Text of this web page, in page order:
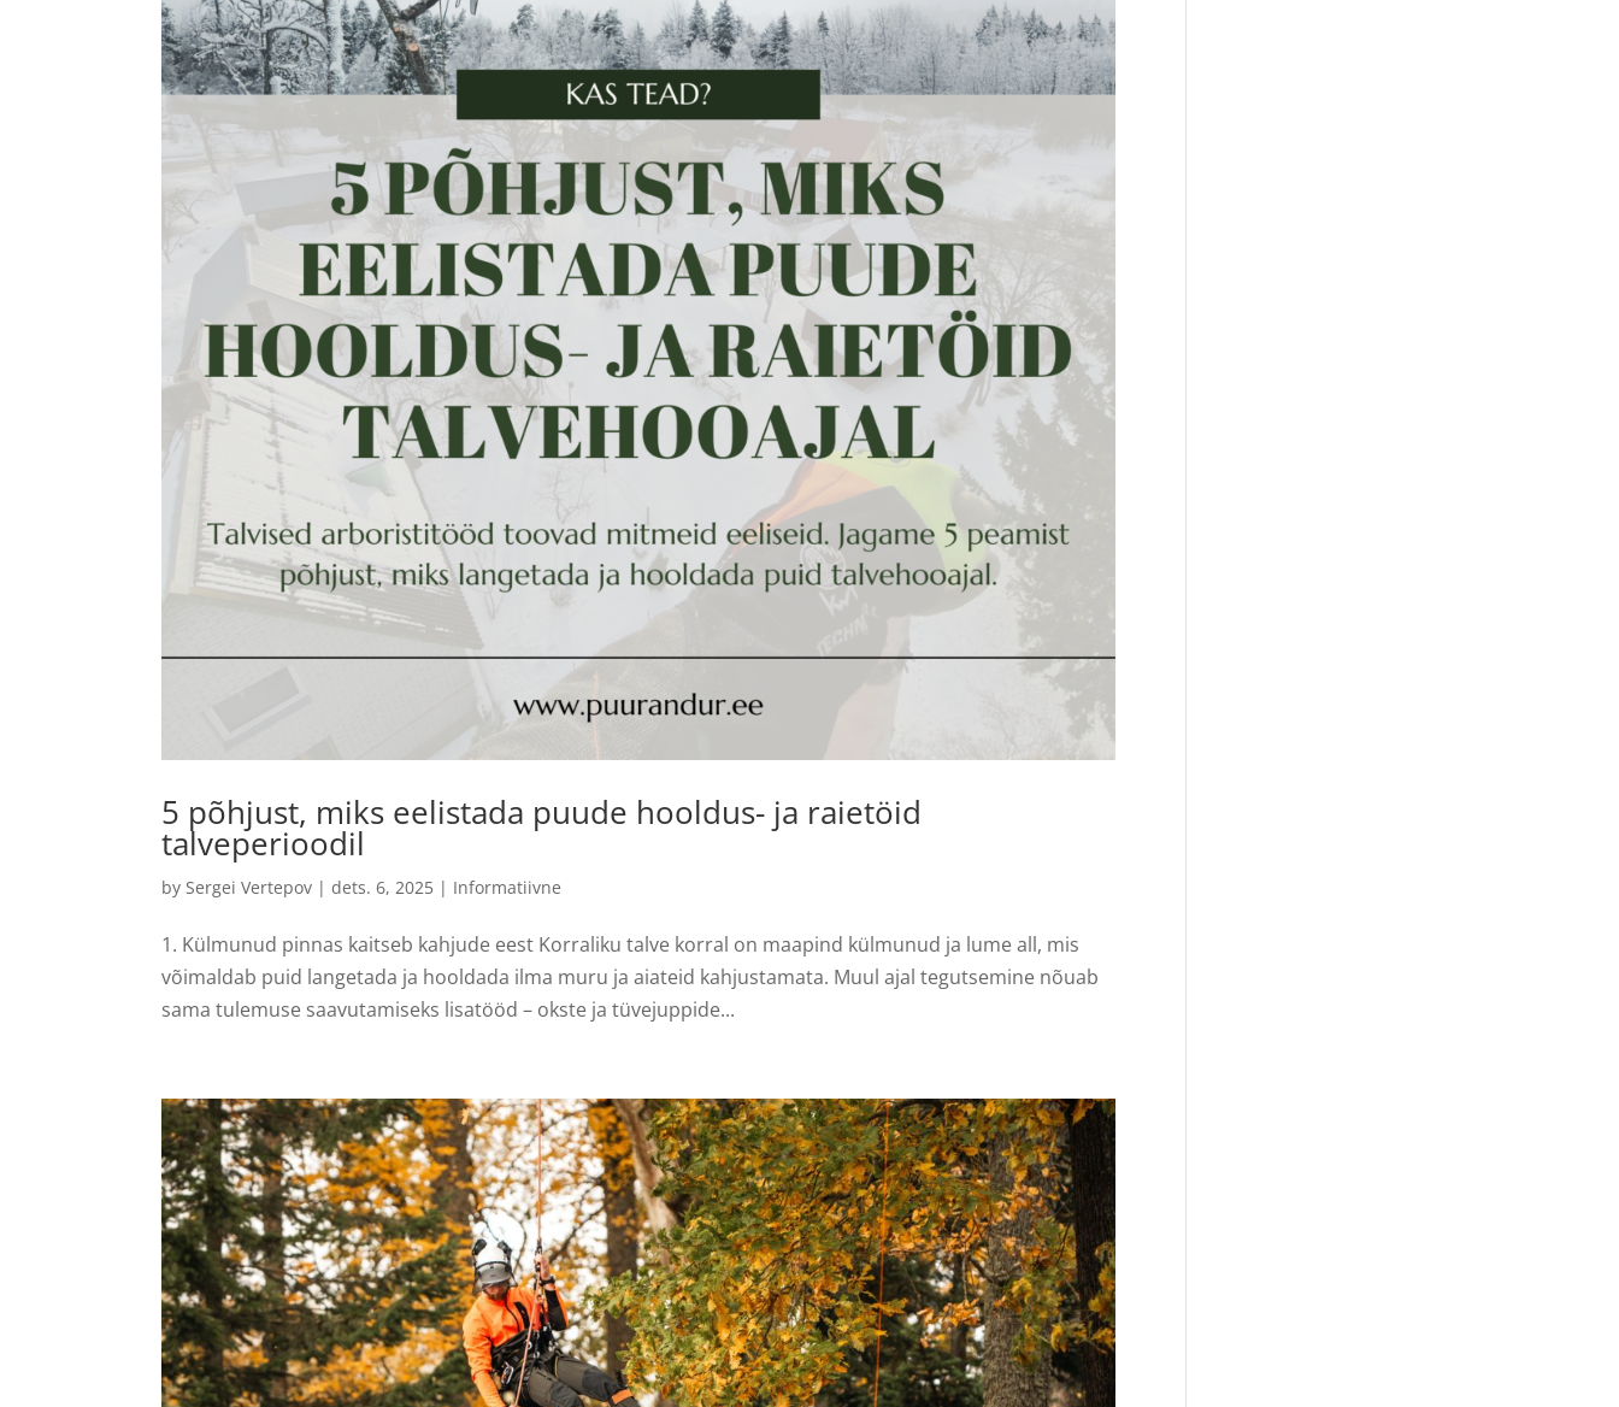
5 põhjust, miks eelistada puude hooldus- ja raietöid
talveperioodil
bySergei Vertepov |dets. 6, 2025 | Informatiivne
1. Külmunud pinnas kaitseb kahjude eest Korraliku talve korral on maapind külmunud ja lume all, mis
võimaldab puid langetada ja hooldada ilma muru ja aiateid kahjustamata. Muul ajal tegutsemine nõuab
sama tulemuse saavutamiseks lisatööd – okste ja tüvejuppide...